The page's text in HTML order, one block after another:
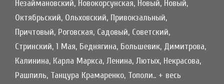
Незаймановский, Новокорсунская, Новый, Новый,
Октябрьский, Ольховский, Привокзальный,
Причтовый, Роговская, Садовый, Советский,
Стринский, 1 Мая, Беднягина, Большевик, Димитрова,
Калинина, Карла Маркса, Ленина, Лютых, Некрасова,
Рашпиль, Танцура Крамаренко, Тополи.. + весь